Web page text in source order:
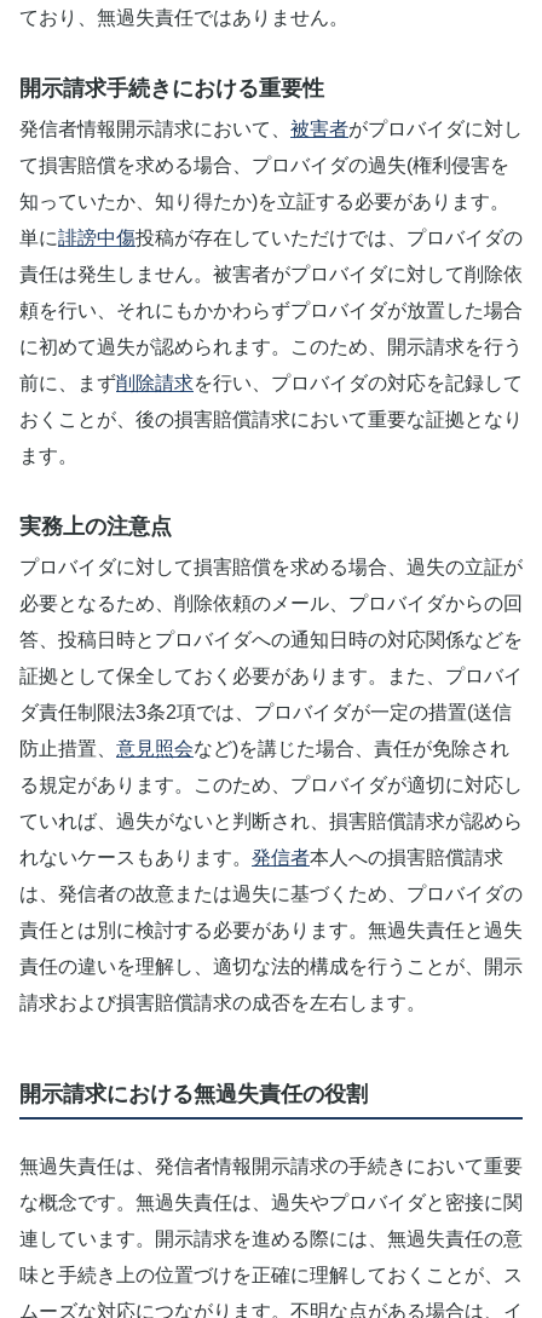
ており、無過失責任ではありません。
開示請求手続きにおける重要性
発信者情報開示請求において、 被害者がプロバイダに対し
て損害賠償を求める場合、プロバイダの過失(権利侵害を
知っていたか、知り得たか)を立証する必要があります。
単に誹謗中傷投稿が存在していただけでは、プロバイダの
責任は発生しません。被害者がプロバイダに対して削除依
頼を行い、それにもかかわらずプロバイダが放置した場合
に初めて過失が認められます。このため、開示請求を行う
前に、まず削除請求を行い、プロバイダの対応を記録して
おくことが、後の損害賠償請求において重要な証拠となり
ます。
実務上の注意点
プロバイダに対して損害賠償を求める場合、過失の立証が
必要となるため、削除依頼のメール、プロバイダからの回
答、投稿日時とプロバイダへの通知日時の対応関係などを
証拠として保全しておく必要があります。また、プロバイ
ダ責任制限法3条2項では、プロバイダが一定の措置(送信
防止措置、 意見照会など)を講じた場合、責任が免除され
る規定があります。このため、プロバイダが適切に対応し
ていれば、過失がないと判断され、損害賠償請求が認めら
れないケースもあります。 発信者本人への損害賠償請求
は、発信者の故意または過失に基づくため、プロバイダの
責任とは別に検討する必要があります。無過失責任と過失
責任の違いを理解し、適切な法的構成を行うことが、開示
請求および損害賠償請求の成否を左右します。
開示請求における無過失責任の役割
無過失責任は、発信者情報開示請求の手続きにおいて重要
な概念です。無過失責任は、過失やプロバイダと密接に関
連しています。開示請求を進める際には、無過失責任の意
味と手続き上の位置づけを正確に理解しておくことが、ス
ムーズな対応につながります。不明な点がある場合は、イ